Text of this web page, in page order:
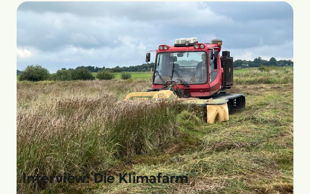
Interview: Die Klimafarm